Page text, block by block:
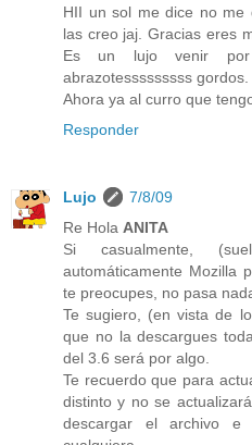
HII un sol me dice no me
las creo jaj. Gracias eres
Es un lujo venir
abrazotesssssssss gordos.
Ahora ya al curro que
Responder
Lujo
7/8/09
Re Hola ANITA
Si casualmente,
automáticamente Mozilla
te preocupes, no pasa
Te sugiero, (en vista de
que no la descargues
del 3.6 será por algo.
Te recuerdo que para
distinto y no se
descargar el archivo e